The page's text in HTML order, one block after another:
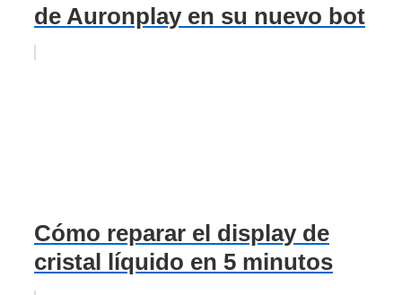
de Auronplay en su nuevo bot
Cómo reparar el display de
cristal líquido en 5 minutos